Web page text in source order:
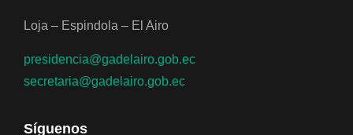
Loja – Espindola – El Airo
presidencia@gadelairo.gob.ec
secretaria@gadelairo.gob.ec
Síguenos